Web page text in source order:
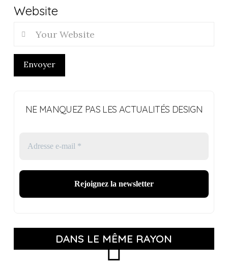
Website
Envoyer
NE MANQUEZ PAS LES ACTUALITÉS DESIGN
DANS LE MÊME RAYON